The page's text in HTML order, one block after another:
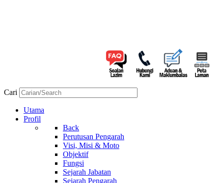
Cari
Utama
Profil
Back
Perutusan Pengarah
Visi, Misi & Moto
Objektif
Fungsi
Sejarah Jabatan
Sejarah Pengarah